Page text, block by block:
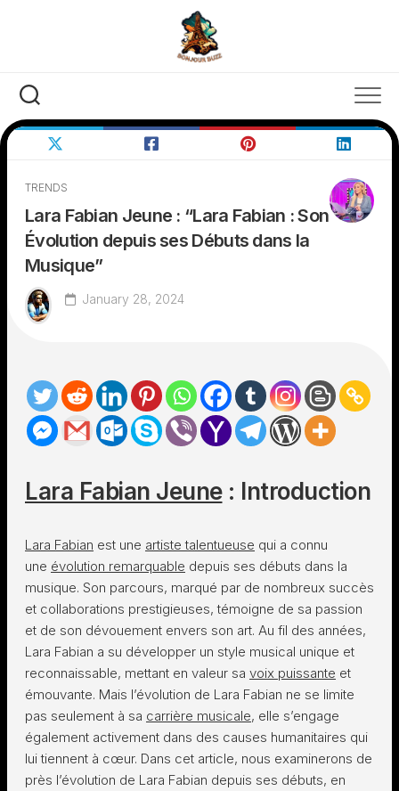
TRENDS
Lara Fabian Jeune : “Lara Fabian : Son
Évolution depuis ses Débuts dans la
Musique”
January 28, 2024
Lara Fabian Jeune: Introduction
Lara Fabian est une artiste talentueuse qui a connu
une évolution remarquable depuis ses débuts dans la
musique. Son parcours, marqué par de nombreux succès
et collaborations prestigieuses, témoigne de sa passion
et de son dévouement envers son art. Au fil des années,
Lara Fabian a su développer un style musical unique et
reconnaissable, mettant en valeur sa voix puissante et
émouvante. Mais l’évolution de Lara Fabian ne se limite
pas seulement à sa carrière musicale, elle s’engage
également activement dans des causes humanitaires qui
lui tiennent à cœur. Dans cet article, nous examinerons de
près l’évolution de Lara Fabian depuis ses débuts, en